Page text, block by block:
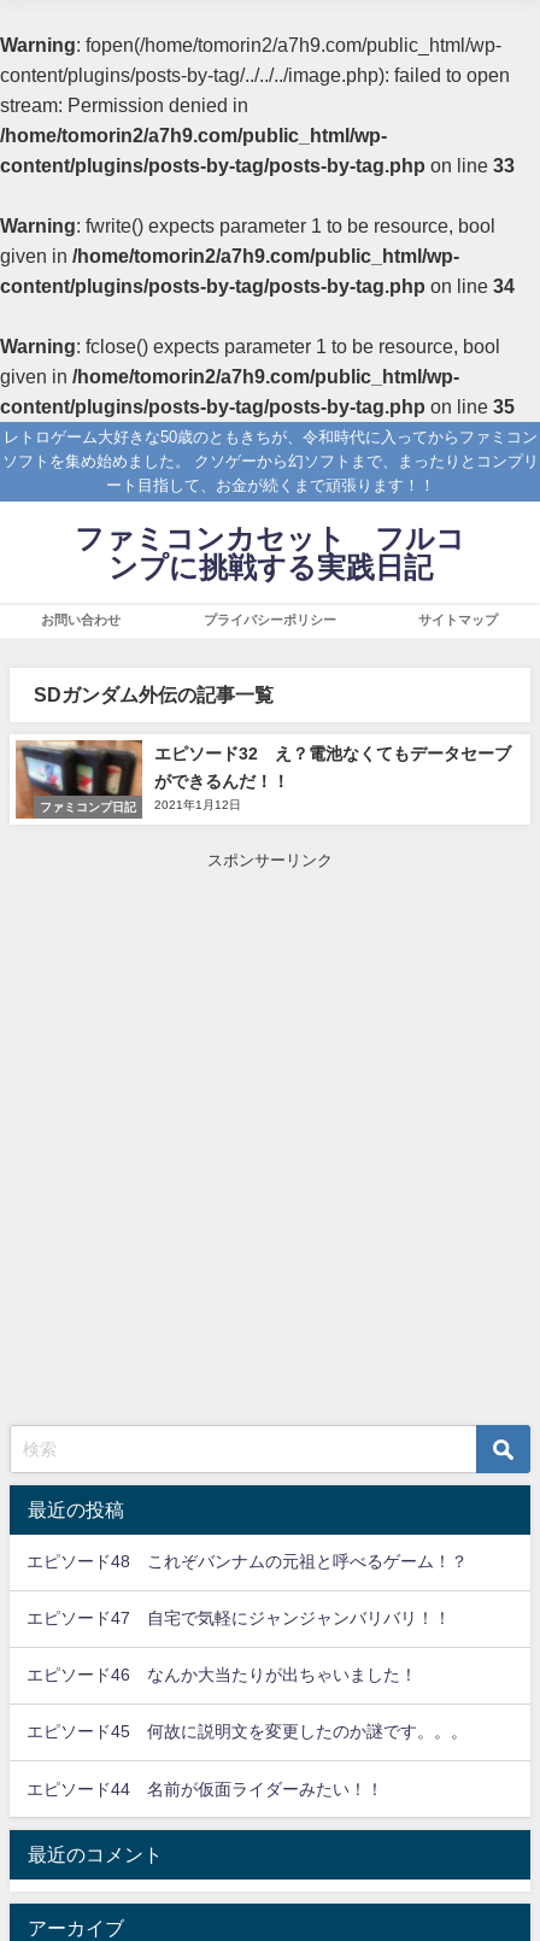
Warning: fopen(/home/tomorin2/a7h9.com/public_html/wp-
content/plugins/posts-by-tag/../../../image.php): failed to open
stream: Permission denied in
/home/tomorin2/a7h9.com/public_html/wp-
content/plugins/posts-by-tag/posts-by-tag.php on line 33
Warning: fwrite() expects parameter 1 to be resource, bool
given in /home/tomorin2/a7h9.com/public_html/wp-
content/plugins/posts-by-tag/posts-by-tag.php on line 34
Warning: fclose() expects parameter 1 to be resource, bool
given in /home/tomorin2/a7h9.com/public_html/wp-
content/plugins/posts-by-tag/posts-by-tag.php on line 35
レトロゲーム大好きな50歳のともきちが、令和時代に入ってからファミコン
ソフトを集め始めました。 クソゲーから幻ソフトまで、まったりとコンプリ
ート目指して、お金が続くまで頑張ります！！
ファミコンカセット フルコ
ンプに挑戦する実践日記
お問い合わせ プライバシーポリシー サイトマップ
SDガンダム外伝の記事一覧
ファミコンプ日記
エピソード32 え？電池なくてもデータセーブ
ができるんだ！！
2021年1月12日
スポンサーリンク
最近の投稿
エピソード48 これぞバンナムの元祖と呼べるゲーム！？
エピソード47 自宅で気軽にジャンジャンバリバリ！！
エピソード46 なんか大当たりが出ちゃいました！
エピソード45 何故に説明文を変更したのか謎です。。。
エピソード44 名前が仮面ライダーみたい！！
最近のコメント
アーカイブ